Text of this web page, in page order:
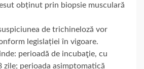
obținut prin biopsie musculară
de trichineloză vor
legislației în vigoare.
perioadă de incubaţie, cu
zile; perioada asimptomatică